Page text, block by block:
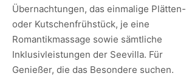
Übernachtungen, das einmalige Plätten-
oder Kutschenfrühstück, je eine
Romantikmassage sowie sämtliche
Inklusivleistungen der Seevilla. Für
Genießer, die das Besondere suchen.